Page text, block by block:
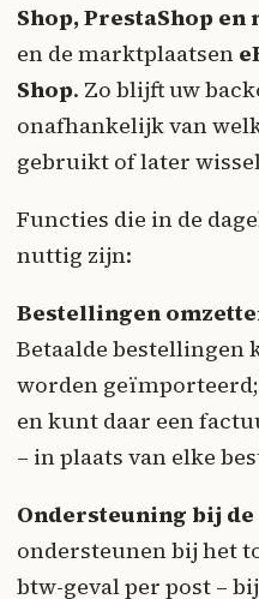
Shop, PrestaShop
en de marktplaatsen
Shop. Zo blijft uw
onafhankelijk van
gebruikt of later
Functies die in de
nuttig zijn:
Bestellingen
Betaalde bestellingen
worden
en kunt daar een
– in plaats van elke
Ondersteuning bij de
ondersteunen bij het
btw-geval per post –